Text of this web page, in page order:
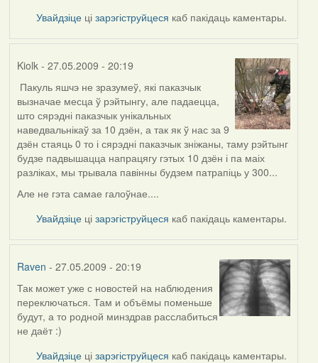
Увайдзіце цізарэгіструйцеся каб пакідаць каментары.
Kiolk- 27.05.2009 - 20:19
In
reply
to
by
Harrier
Пакуль яшчэ не зразумеў, які паказчык
вызначае месца ў рэйтынгу, але падаецца,
што сярэдні паказчык унікальных
наведвальнікаў за 10 дзён, а так як ў нас за 9
дзён стаяць 0 то і сярэдні паказчык зніжаны, таму рэйтынг
будзе падвышацца напрацягу гэтых 10 дзён і па маіх
разліках, мы трывала павінны будзем патрапіць у 300...
Але не гэта самае галоўнае....
Увайдзіце цізарэгіструйцеся каб пакідаць каментары.
Raven - 27.05.2009 - 20:19
In
reply
to
by
Harrier
Так может уже с новостей на наблюдения
переключаться. Там и объёмы поменьше
будут, а то родной минздрав расслабиться
не даёт :)
Увайдзіце цізарэгіструйцеся каб пакідаць каментары.